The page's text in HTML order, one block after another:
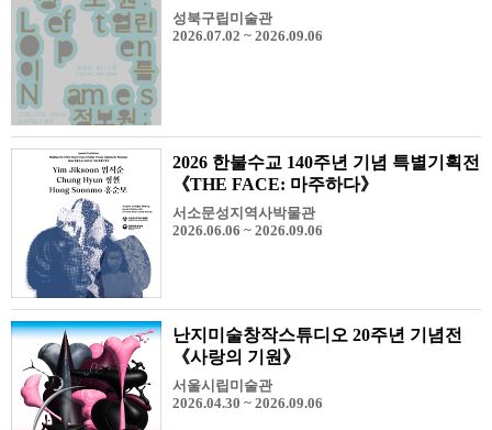
성북구립미술관
2026.07.02 ~ 2026.09.06
2026 한불수교 140주년 기념 특별기획전
《THE FACE: 마주하다》
서소문성지역사박물관
2026.06.06 ~ 2026.09.06
난지미술창작스튜디오 20주년 기념전
《사랑의 기원》
서울시립미술관
2026.04.30 ~ 2026.09.06